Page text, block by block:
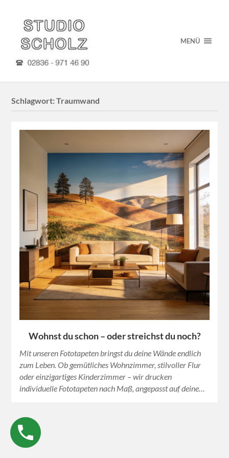
MENÜ
Schlagwort:Traumwand
Wohnst du schon – oder streichst du noch?
Mit unseren Fototapeten bringst du deine Wände endlich
zum Leben. Ob gemütliches Wohnzimmer, stilvoller Flur
oder einzigartiges Kinderzimmer – wir drucken
individuelle Fototapeten nach Maß, angepasst auf deine…